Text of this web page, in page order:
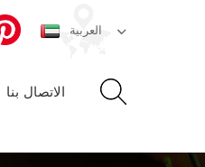
العربية
الاتصال بنا